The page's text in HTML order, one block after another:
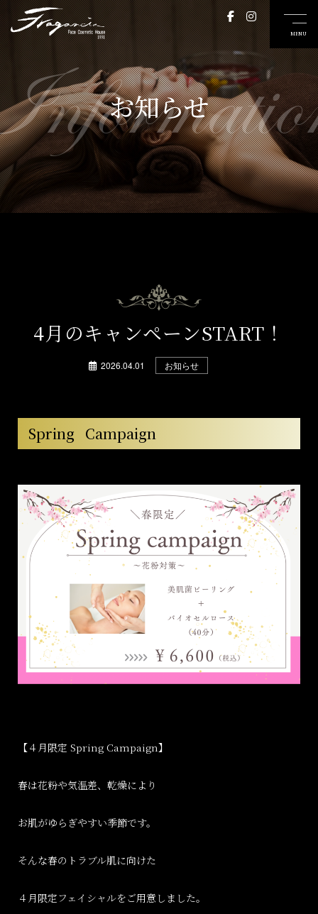
お知らせ
4月のキャンペーンSTART！
2026.04.01 お知らせ
Spring Campaign
【４月限定 Spring Campaign】
春は花粉や気温差、乾燥により
お肌がゆらぎやすい季節です。
そんな春のトラブル肌に向けた
４月限定フェイシャルをご用意しました。